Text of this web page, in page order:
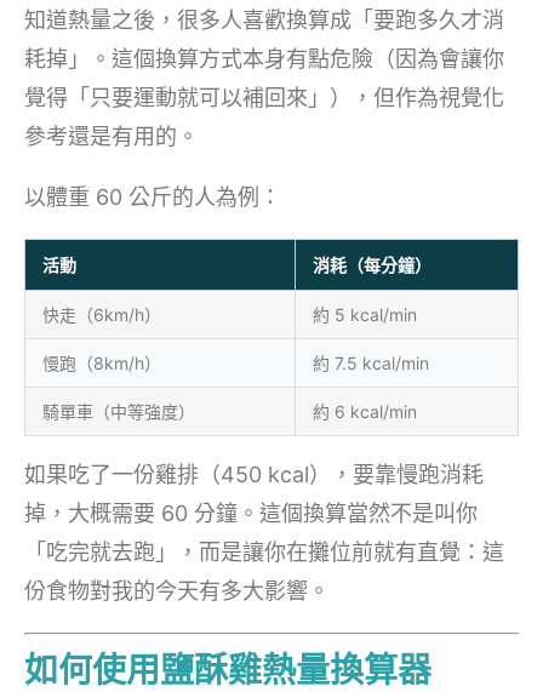
知道熱量之後，很多人喜歡換算成「要跑多久才消
耗掉」。這個換算方式本身有點危險（因為會讓你
覺得「只要運動就可以補回來」），但作為視覺化
參考還是有用的。
以體重 60 公斤的人為例：
活動 消耗（每分鐘）
快走（6km/h） 約 5 kcal/min
慢跑（8km/h） 約 7.5 kcal/min
騎單車（中等強度） 約 6 kcal/min
如果吃了一份雞排（450 kcal），要靠慢跑消耗
掉，大概需要 60 分鐘。這個換算當然不是叫你
「吃完就去跑」，而是讓你在攤位前就有直覺：這
份食物對我的今天有多大影響。
如何使用鹽酥雞熱量換算器